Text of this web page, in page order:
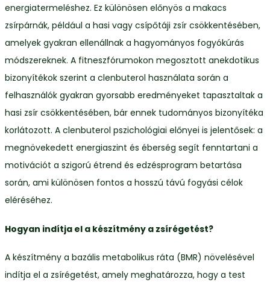
energiatermeléshez. Ez különösen előnyös a makacs
zsírpárnák, például a hasi vagy csípőtáji zsír csökkentésében,
amelyek gyakran ellenállnak a hagyományos fogyókúrás
módszereknek. A fitneszfórumokon megosztott anekdotikus
bizonyítékok szerint a clenbuterol használata során a
felhasználók gyakran gyorsabb eredményeket tapasztaltak a
hasi zsír csökkentésében, bár ennek tudományos bizonyítéka
korlátozott. A clenbuterol pszichológiai előnyei is jelentősek: a
megnövekedett energiaszint és éberség segít fenntartani a
motivációt a szigorú étrend és edzésprogram betartása
során, ami különösen fontos a hosszú távú fogyási célok
eléréséhez.
Hogyan indítja el a készítmény a zsírégetést?
A készítmény a bazális metabolikus ráta (BMR) növelésével
indítja el a zsírégetést, amely meghatározza, hogy a test